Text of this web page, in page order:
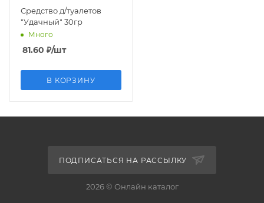
Средство д/туалетов
"Удачный" 30гр
Много
81.60 ₽/шт
В КОРЗИНУ
ПОДПИСАТЬСЯ НА РАССЫЛКУ
2026 © Онлайн каталог